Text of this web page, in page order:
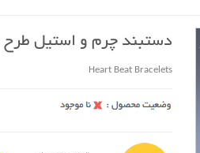
دستبند چرم و استیل
Heart Beat Bracelets